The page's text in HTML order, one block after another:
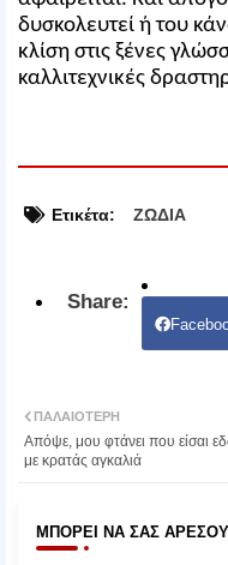
δυσκολευτεί ή του
κλίση στις ξένες
καλλιτεχνικές
Ετικέτα: ΖΩΔΙΑ
ΠΑΛΑΙΌΤΕΡΗ
Απόψε, μου φτάνει που είσαι
με κρατάς αγκαλιά
ΜΠΟΡΕΊ ΝΑ ΣΑΣ